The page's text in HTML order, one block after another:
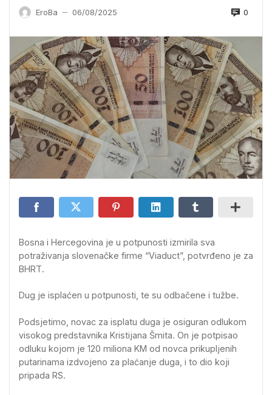
EroBa — 06/08/2025 0
Bosna i Hercegovina je u potpunosti izmirila sva
potraživanja slovenačke firme “Viaduct”, potvrđeno je za
BHRT.
Dug je isplaćen u potpunosti, te su odbačene i tužbe.
Podsjetimo, novac za isplatu duga je osiguran odlukom
visokog predstavnika Kristijana Šmita. On je potpisao
odluku kojom je 120 miliona KM od novca prikupljenih
putarinama izdvojeno za plaćanje duga, i to dio koji
pripada RS.